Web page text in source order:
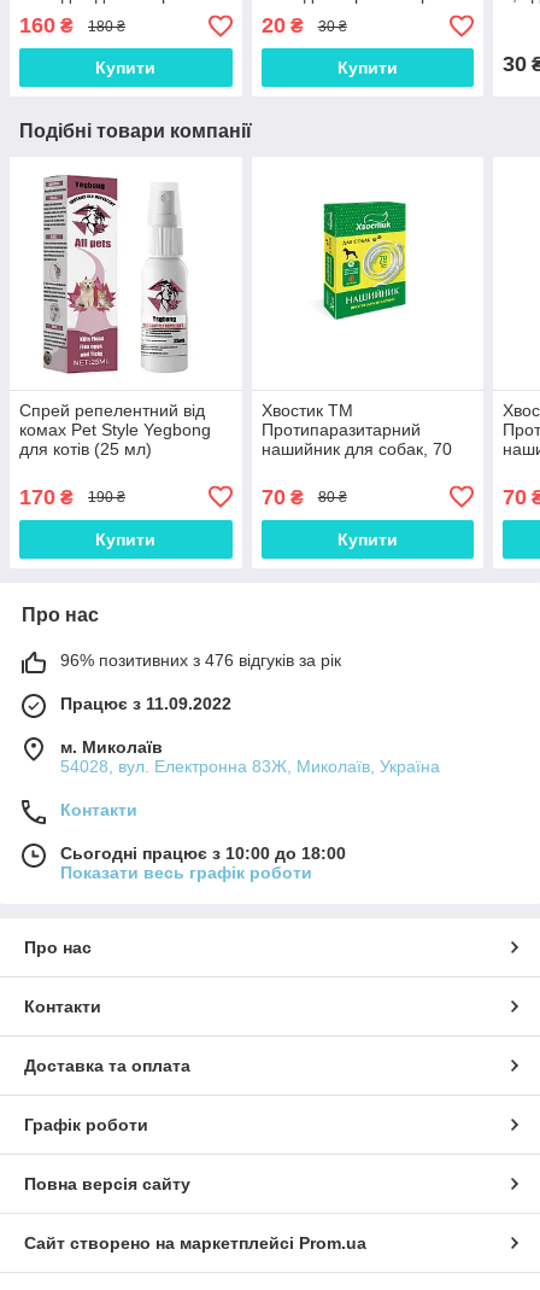
собак (275 мл)
160 ₴ 180 ₴
Купити
собак (15 мл)
20₴ 30 ₴
Купити 30
Подібні товари компанії
Спрей репелентний від
комах Pet Style Yegbong
для котів (25 мл)
170 ₴ 190 ₴
Купити
Хвостик ТМ
Протипаразитарний
нашийник для собак, 70
70₴ 80 ₴
Купити
70
Про нас
96% позитивних з 476 відгуків за рік
Працює з 11.09.2022
м. Миколаїв
54028, вул. Електронна 83Ж, Миколаїв, Україна
Контакти
Сьогодні працює з 10:00 до 18:00
Показати весь графік роботи
Про нас
Контакти
Доставка та оплата
Графік роботи
Повна версія сайту
Сайт створено на маркетплейсі Prom.ua